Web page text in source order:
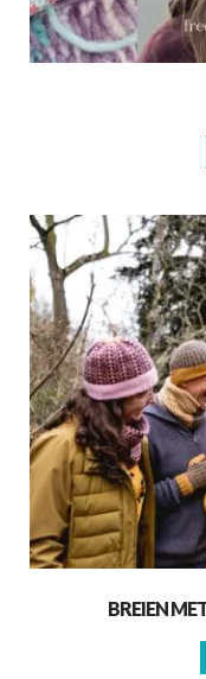
BREIEN